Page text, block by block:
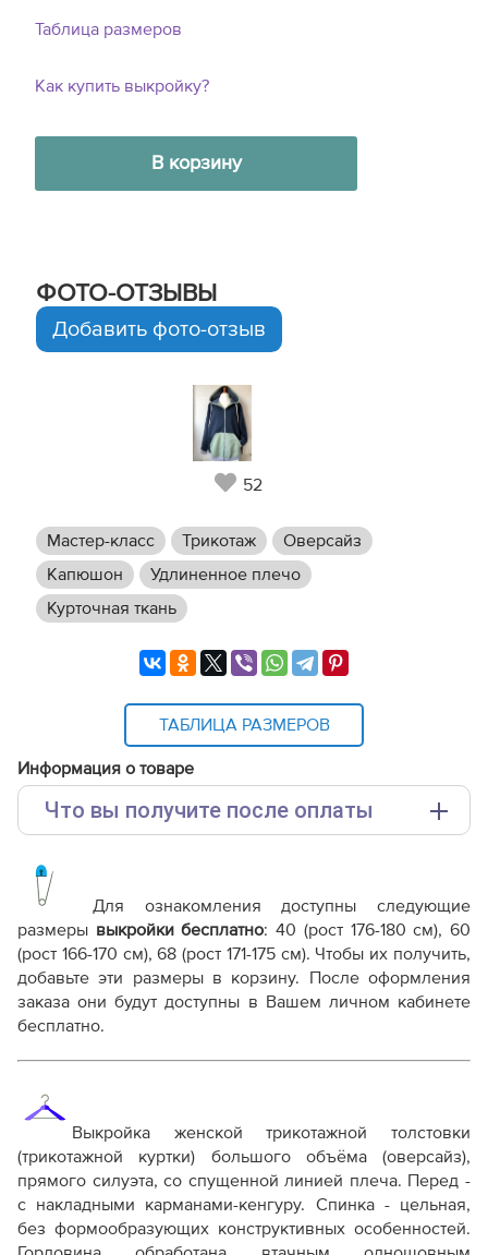
Таблица размеров
Как купить выкройку?
В корзину
ФОТО-ОТЗЫВЫ
Добавить фото-отзыв
52
Мастер-класс Трикотаж
Оверсайз
Капюшон
Удлиненное плечо
Курточная ткань
ТАБЛИЦА РАЗМЕРОВ
Информация о товаре
Что вы получите после оплаты
Выкройка PDF для печати на принтере A4 или
плоттере A0 с шириной печати 810мм в зависимости
от выбора формата
Инструкция-толстовка-Лучия975.pdf
Дополнительные файлы:
Терминология ВТО
Как распечатывать выкройки
Как скорректировать готовую выкройку по росту
Для ознакомления доступны следующие
размеры выкройки бесплатно:40 (рост 176-180 см), 60
(рост 166-170 см), 68 (рост 171-175 см). Чтобы их получить,
добавьте эти размеры в корзину. После оформления
заказа они будут доступны в Вашем личном кабинете
бесплатно.
Выкройка женской трикотажной толстовки
(трикотажной куртки) большого объёма (оверсайз),
прямого силуэта, со спущенной линией плеча. Перед -
с накладными карманами-кенгуру. Спинка - цельная,
без формообразующих конструктивных особенностей.